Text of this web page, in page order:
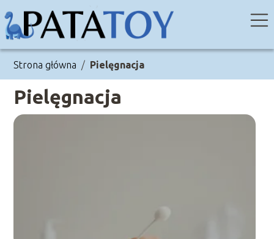
Strona główna / Pielęgnacja
Pielęgnacja